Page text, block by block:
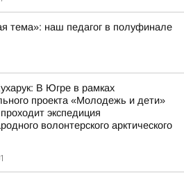
тема»: наш педагог в полуфинале
В Югре в рамках
проекта «Молодежь и дети»
экспедиция
волонтерского арктического